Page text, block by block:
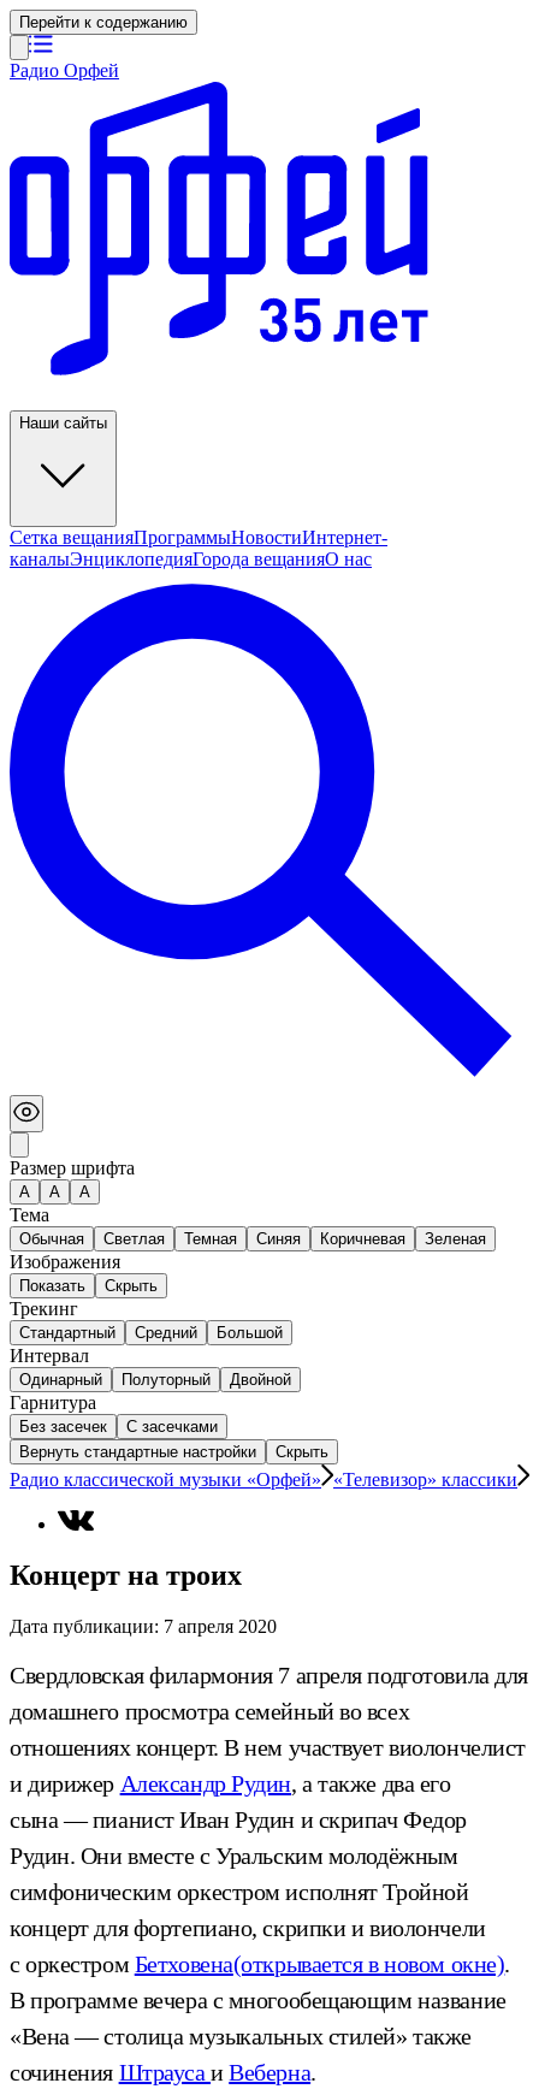
Перейти к содержанию
Радио Орфей
Наши сайты
Сетка вещанияПрограммыНовостиИнтернет-
каналыЭнциклопедияГорода вещанияО нас
Размер шрифта
А A A
Тема
Обычная Светлая Темная Синяя Коричневая Зеленая
Изображения
Показать Скрыть
Трекинг
Стандартный Средний Большой
Интервал
Одинарный Полуторный Двойной
Гарнитура
Без засечек
С засечками
Вернуть стандартные настройки
Скрыть
Радио классической музыки «Орфей» «Телевизор» классики
Концерт на троих
Дата публикации: 7 апреля 2020
Свердловская филармония 7 апреля подготовила для
домашнего просмотра семейный во всех
отношениях концерт. В нем участвует виолончелист
и дирижер Александр Рудин, а также два его
сына — пианист Иван Рудин и скрипач Федор
Рудин. Они вместе с Уральским молодёжным
симфоническим оркестром исполнят Тройной
концерт для фортепиано, скрипки и виолончели
с оркестром Бетховена(открывается в новом окне).
В программе вечера с многообещающим название
«Вена — столица музыкальных стилей» также
сочинения ШтраусаиВеберна.